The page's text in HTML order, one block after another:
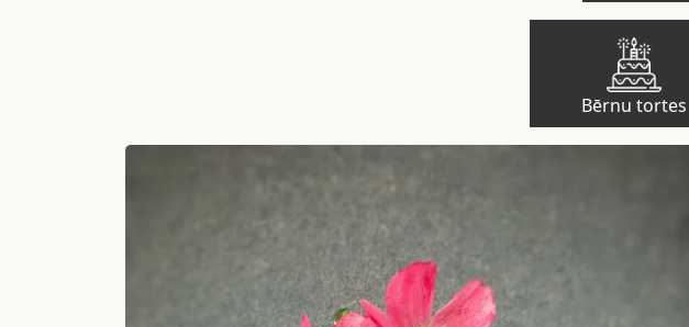
Bērnu tortes